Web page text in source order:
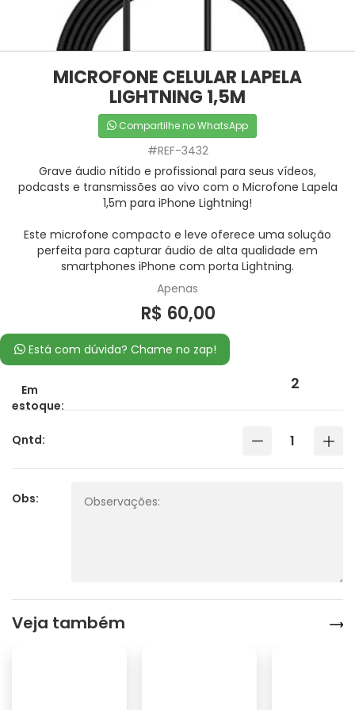
MICROFONE CELULAR LAPELA
LIGHTNING 1,5M
Compartilhe no WhatsApp
#REF-3432
Grave áudio nítido e profissional para seus vídeos,
podcasts e transmissões ao vivo com o Microfone Lapela
1,5m para iPhone Lightning!
Este microfone compacto e leve oferece uma solução
perfeita para capturar áudio de alta qualidade em
smartphones iPhone com porta Lightning.
Apenas
R$ 60,00
Está com dúvida? Chame no zap!
Em
estoque:
2
Qntd:
Obs:
Veja também